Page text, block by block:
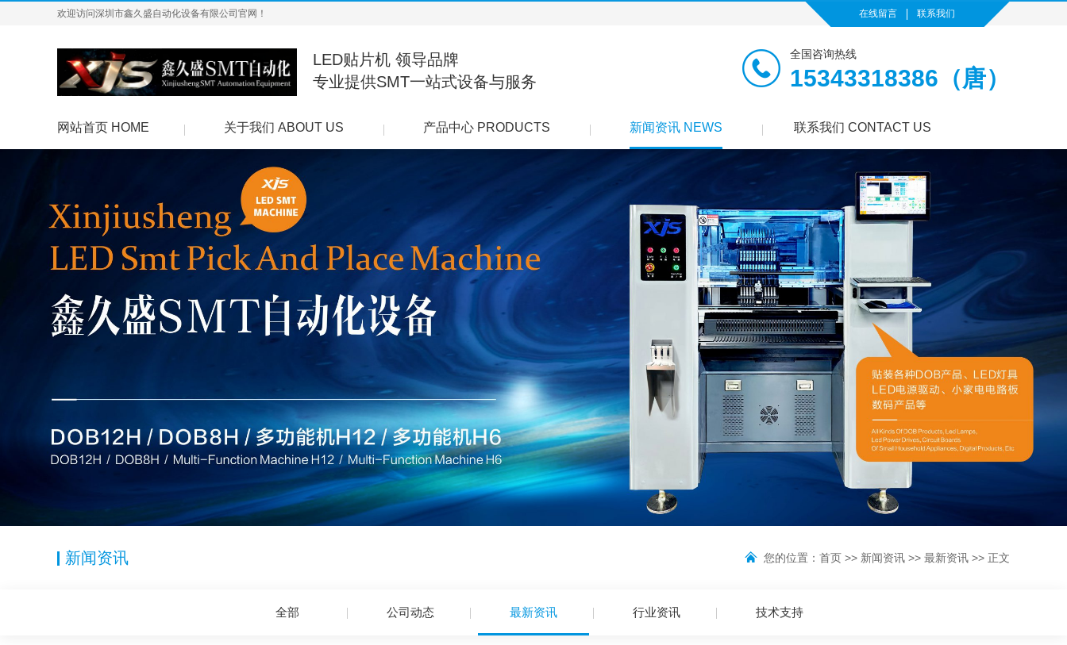
欢迎访问深圳市鑫久盛自动化设备有限公司官网！ 在线留言 联系我们
LED贴片机 领导品牌
专业提供SMT一站式设备与服务
全国咨询热线
15343318386（唐）
网站首页 HOME 关于我们 ABOUT US 产品中心 PRODUCTS 新闻资讯 NEWS 联系我们 CONTACT US
新闻资讯 您的位置： 首页 >> 新闻资讯 >> 最新资讯 >> 正文
全部 公司动态 最新资讯 行业资讯 技术支持